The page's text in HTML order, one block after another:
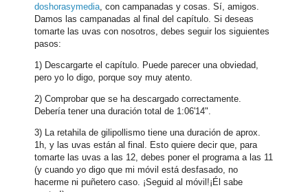
doshorasymedia , con campanadas y cosas. Sí, amigos.
Damos las campanadas al final del capítulo. Si deseas
tomarte las uvas con nosotros, debes seguir los siguientes
pasos:
1) Descargarte el capítulo. Puede parecer una obviedad,
pero yo lo digo, porque soy muy atento.
2) Comprobar que se ha descargado correctamente.
Debería tener una duración total de 1:06'14".
3) La retahila de gilipollismo tiene una duración de aprox.
1h, y las uvas están al final. Esto quiere decir que, para
tomarte las uvas a las 12, debes poner el programa a las 11
(y cuando yo digo que mi móvil está desfasado, no
hacerme ni puñetero caso. ¡Seguid al móvil!¡Él sabe